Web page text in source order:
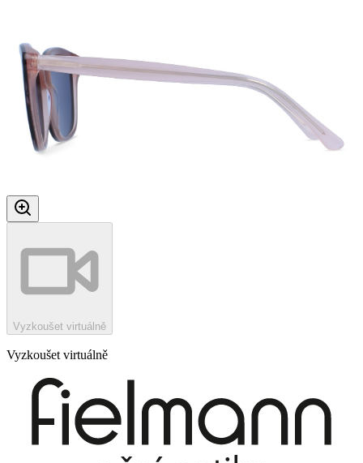
Vyzkoušet virtuálně
Vyzkoušet virtuálně